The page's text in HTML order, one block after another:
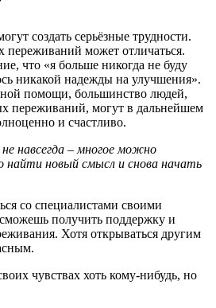
создать серьёзные трудности.
переживаний может отличаться.
что «я больше никогда не буду
никакой надежды на улучшения».
помощи, большинство людей,
переживаний, могут в дальнейшем
и счастливо.
навсегда – многое можно
найти новый смысл и снова начать
со специалистами своими
получить поддержку и
Хотя открываться другим
чувствах хоть кому-нибудь, но